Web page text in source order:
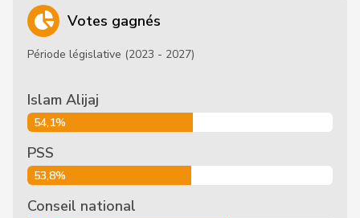
Votes gagnés
Période législative (2023 - 2027)
Islam Alijaj
54,1%
PSS
53,8%
Conseil national